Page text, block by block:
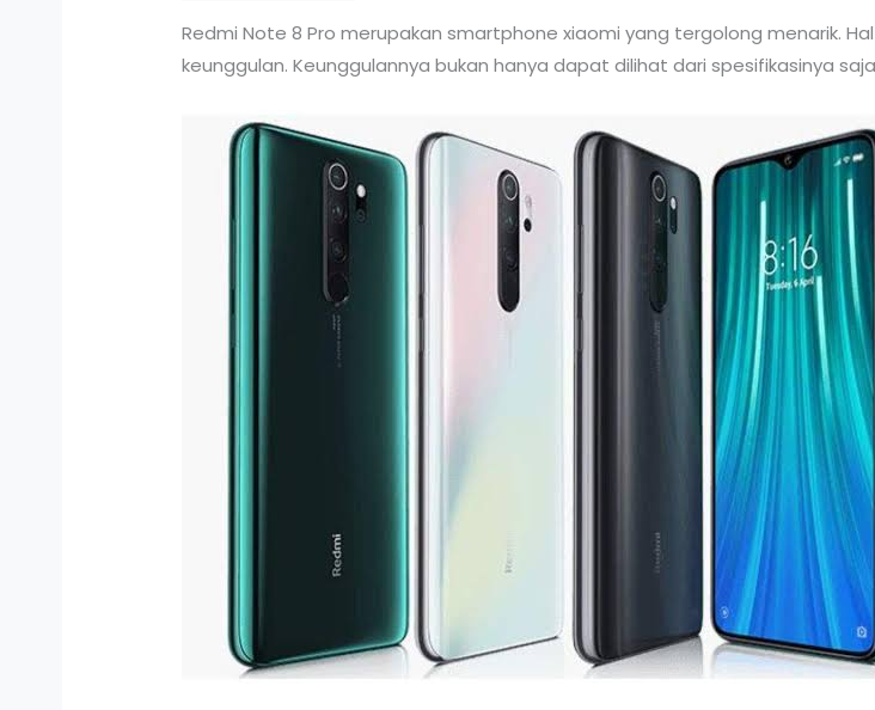
Redmi Note 8 Pro merupakan smartphone xiaomi yang tergolong menarik.
keunggulan. Keunggulannya bukan hanya dapat dilihat dari spesifikasinya